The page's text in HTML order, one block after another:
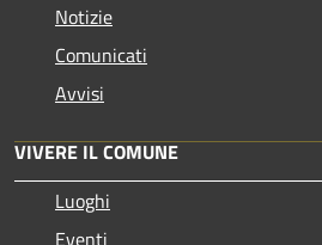
Notizie
Comunicati
Avvisi
VIVERE IL COMUNE
Luoghi
Eventi